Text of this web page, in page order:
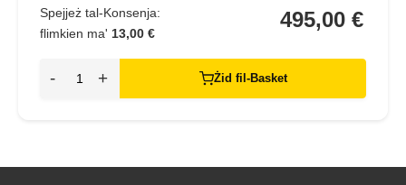
Spejjeż tal-Konsenja:
flimkien ma' 13,00 €
495,00 €
- + Żid fil-Basket